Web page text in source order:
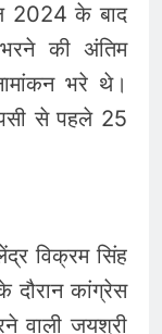
2024 के बाद
की अंतिम
भरे थे।
से पहले 25
विक्रम सिंह
दौरान कांग्रेस
वाली जयश्री